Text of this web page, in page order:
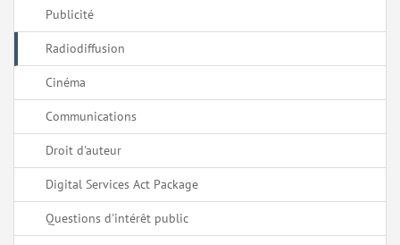
Publicité
Radiodiffusion
Cinéma
Communications
Droit d'auteur
Digital Services Act Package
Questions d'intérêt public